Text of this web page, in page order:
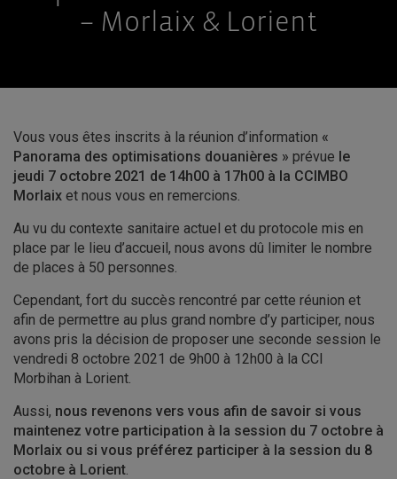
– Morlaix & Lorient
Vous vous êtes inscrits à la réunion d’information «
Panorama des optimisations douanières » prévue le
jeudi 7 octobre 2021 de 14h00 à 17h00 à la CCIMBO
Morlaix et nous vous en remercions.
Au vu du contexte sanitaire actuel et du protocole mis en
place par le lieu d’accueil, nous avons dû limiter le nombre
de places à 50 personnes.
Cependant, fort du succès rencontré par cette réunion et
afin de permettre au plus grand nombre d’y participer, nous
avons pris la décision de proposer une seconde session le
vendredi 8 octobre 2021 de 9h00 à 12h00 à la CCI
Morbihan à Lorient.
Aussi, nous revenons vers vous afin de savoir si vous
maintenez votre participation à la session du 7 octobre à
Morlaix ou si vous préférez participer à la session du 8
octobre à Lorient.